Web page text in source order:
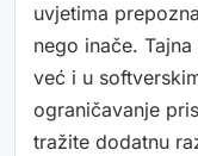
uvjetima
nego inače.
već i u
ograničavanje
tražite dodatnu